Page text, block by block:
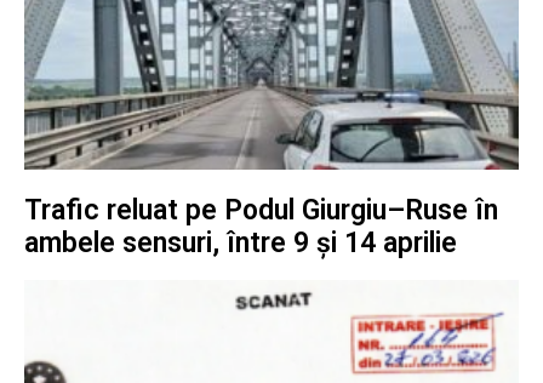
Trafic reluat pe Podul Giurgiu–Ruse în
ambele sensuri, între 9 și 14 aprilie